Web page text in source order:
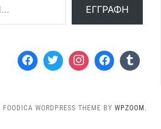
ΕΓΓΡΑΦΉ
FOODICA WORDPRESS THEME BY WPZOOM.